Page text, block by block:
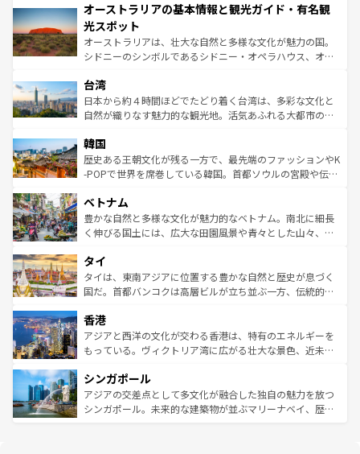
部のニューオーリンズでは、音楽と美食が融合した独特の
文化が魅力。旅行者はアメリカの各地域で異なる魅力を楽
しみながら、その多様性と豊かな歴史を感じることができ
るだろう。車でのロードトリップや列車の旅も、アメリカ
情報は
ワイ島は見逃せない。また、定番の観光地といえばオアフ
島だが、静かな自然を求めるならマウイ島やカウアイ島が
おすすめ。エメラルドグリーンに輝く海をはじめ、豊かな
文化や歴史が息づいている。「アロハスピリット」と呼ば
人々、おいしいローカルフードやハワイアンミュージッ
ク、伝統的なフラダンスなど、すべてがハワイの魅力を彩
っている。訪れるたびに新しい発見と感動が待っているハ
はコンテンツ一覧
オーストラリアの基本情報と観光ガイド・有名観
光スポット
オーストラリアは、壮大な自然と多様な文化が魅力の国。
シドニーのシンボルであるシドニー・オペラハウス、オー
リアリーフや大陸中央部にそびえるウルル（エアーズロッ
ク）、タスマニアの美しい原生林やケアンズの熱帯雨林な
ど、見どころがたくさん。また、カフェやワイン、オージ
いる。アクティビティも充実しており、サーフィンやダイ
ビング、ハイキングなど、アウトドア好きにはたまらな
い。オーストラリアの多彩な魅力を存分に味わいつくそ
参照してほしい。
台湾
日本から約４時間ほどでたどり着く台湾は、多彩な文化と
自然が織りなす魅力的な観光地。活気あふれる大都市の台
ン）、静ひつな山岳地帯である台湾東部など、都市の喧騒
と山間の静けさが共存しており、訪れる人に新しい発見と
驚きをもたらしてくれる。また、奥深い台湾の食文化も魅
容にもいいと評判のスイーツなど、バラエティ豊かな料理
が味わえる。 なお、新着の台湾情報は コンテンツ一覧を参
照してほしい。
韓国
歴史ある王朝文化が残る一方で、最先端のファッションやK
-POPで世界を席巻している韓国。首都ソウルの宮殿や伝統
き、地方に足を延ばせば四季折々の自然美を楽しむことが
できる。そして、キムチや焼肉、絶品のストリートフード
まで、さまざまな韓国料理が待っている。夜には、韓国な
リティに包まれながら、韓国の多彩な魅力を心ゆくまで味
わってみてほしい。 なお、新着の韓国情報はコンテンツ一
覧を参照してほしい。
ベトナム
豊かな自然と多様な文化が魅力的なベトナム。南北に細長
く伸びる国土には、広大な田園風景や青々とした山々、世
急速な発展と共に伝統が息づく。ハノイの古い町並みやホ
ーチミン市のフランス統治時代の建物も、独特の雰囲気を
醸し出している。また、バラエティの豊かさとおいしさで
とつ。フォーやバインミー、ベトナムコーヒーなどは、ぜ
ひ現地で味わいたい。どの地域を訪れてもあたたかい人々
が旅行者を迎えてくれるので、きっと忘れられない旅にな
参照してほしい。
タイ
タイは、東南アジアに位置する豊かな自然と歴史が息づく
国だ。首都バンコクは高層ビルが立ち並ぶ一方、伝統的な
の活気が交差している。北部ではチェンマイなどの山岳地
帯で自然と触れ合い、南部ではプーケットやクラビの美し
いビーチでリゾート気分を楽しむことができる。タイ料理
激する。気候は一年中温暖で、どの季節にも異なる楽しみ
が待っている。親しみやすいタイの人々、仏教を中心とし
た文化、そして多様な観光資源が、訪れる旅人を魅了し続
香港
アジアと西洋の文化が交わる香港は、特有のエネルギーを
もっている。ヴィクトリア湾に広がる壮大な景色、近未来
み、どこを訪れても感動するはず。観光スポットが密集し
ており、効率よく見どころを回れるのも魅力。息をのむよ
うな絶景から文化的な体験まで、香港を存分に楽しみ尽く
シンガポール
アジアの交差点として多文化が融合した独自の魅力を放つ
シンガポール。未来的な建築物が並ぶマリーナベイ、歴史